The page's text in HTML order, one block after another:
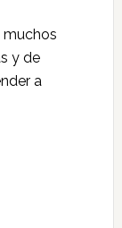
muchos
y de
a